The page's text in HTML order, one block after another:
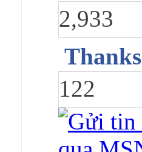
2,933
Thanks
122